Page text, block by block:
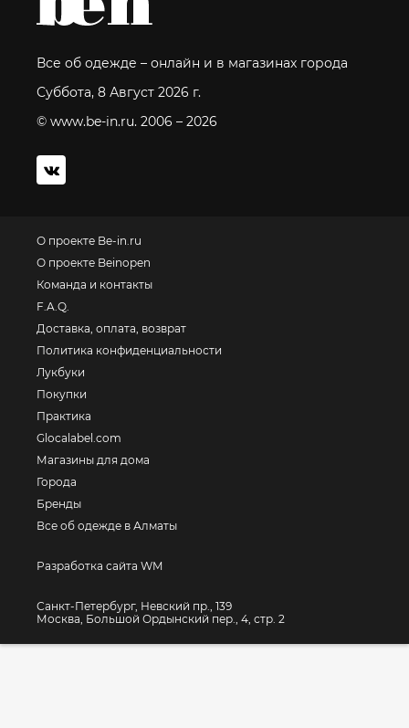
Все об одежде – онлайн и в магазинах города
Суббота, 8 Август 2026 г.
© www.be-in.ru. 2006 – 2026
О проекте Be-in.ru
О проекте Beinopen
Команда и контакты
F.A.Q.
Доставка, оплата, возврат
Политика конфиденциальности
Лукбуки
Покупки
Практика
Glocalabel.com
Магазины для дома
Города
Бренды
Все об одежде в Алматы
Разработка сайта WM
Санкт-Петербург, Невский пр., 139
Москва, Большой Ордынский пер., 4, стр. 2